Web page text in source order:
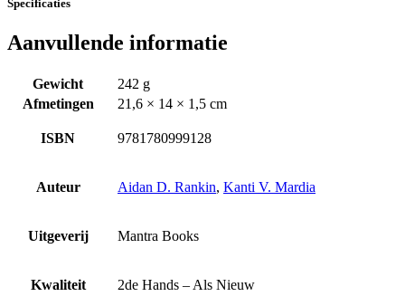
Specificaties
Aanvullende informatie
Gewicht
242 g
Afmetingen
21,6 × 14 × 1,5 cm
ISBN 9781780999128
Auteur Aidan D. Rankin, Kanti V. Mardia
Uitgeverij Mantra Books
Kwaliteit 2de Hands – Als Nieuw